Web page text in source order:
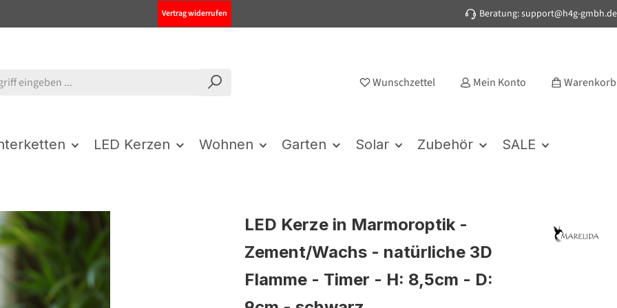
Vertrag widerrufen Beratung: support@h4g-gmbh.de
Wunschzettel Mein Konto Warenkorb
LED Kerzen Wohnen Garten Solar Zubehör SALE
LED Kerze in Marmoroptik -
Zement/Wachs - natürliche 3D
Flamme - Timer - H: 8,5cm - D: